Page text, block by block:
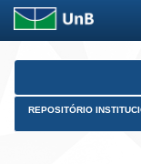
Skip
REPOSITÓRIO